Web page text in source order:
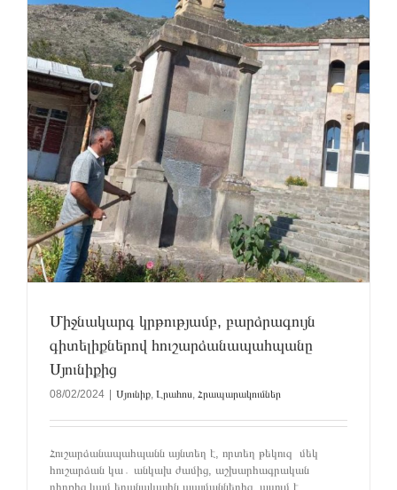
Միջնակարգ կրթությամբ, բարձրագույն
գիտելիքներով հուշարձանապահպանը
Սյունիքից
08/02/2024 Սյունիք, Լրահոս, Հրապարակումներ
Հուշարձանապահպանն այնտեղ է, որտեղ թեկուզ մեկ
հուշարձան կա․ անկախ ժամից, աշխարհագրական
դիրքից կամ եղանակային պայմաններից, ասում է